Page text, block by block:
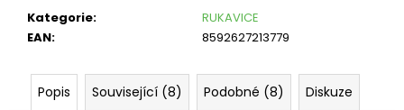
Kategorie:
RUKAVICE
EAN: 8592627213779
Popis Související (8) Podobné (8) Diskuze
399
Kč
Původně:
Kč